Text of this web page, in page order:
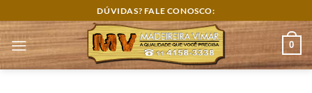
to
content
DÚVIDAS? FALE CONOSCO:
0